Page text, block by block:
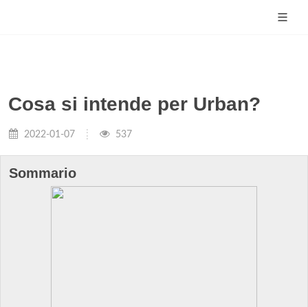
Cosa si intende per Urban?
2022-01-07 537
Sommario